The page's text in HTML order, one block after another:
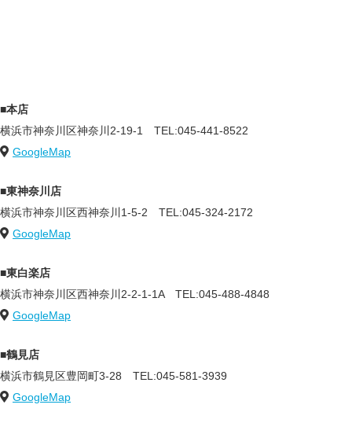
■本店
横浜市神奈川区神奈川2-19-1 TEL:045-441-8522
GoogleMap
■東神奈川店
横浜市神奈川区西神奈川1-5-2 TEL:045-324-2172
GoogleMap
■東白楽店
横浜市神奈川区西神奈川2-2-1-1A TEL:045-488-4848
GoogleMap
■鶴見店
横浜市鶴見区豊岡町3-28 TEL:045-581-3939
GoogleMap